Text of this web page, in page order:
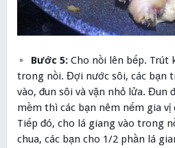
Bước 5:Cho nồi lên bếp. Trút
trong nồi. Đợi nước sôi, các bạn
vào, đun sôi và vặn nhỏ lửa. Đun
mềm thì các bạn nêm nếm gia vị
Tiếp đó, cho lá giang vào trong
chua, các bạn cho 1/2 phần lá